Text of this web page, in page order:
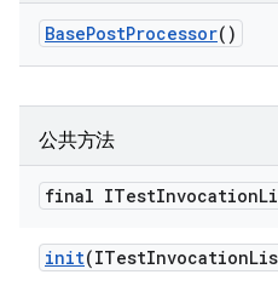
BasePostProcessor()
公共方法
final ITestInvocation
init(ITestInvocation